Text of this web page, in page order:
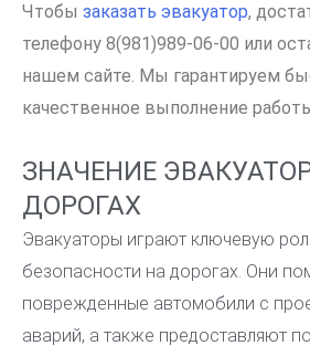
Чтобы заказать эвакуатор,
телефону 8(981)989-06-00 или
нашем сайте. Мы гарантируем
качественное выполнение
ЗНАЧЕНИЕ
ДОРОГАХ
Эвакуаторы играют ключевую
безопасности на дорогах. Они
поврежденные автомобили с
аварий, а также предоставляют